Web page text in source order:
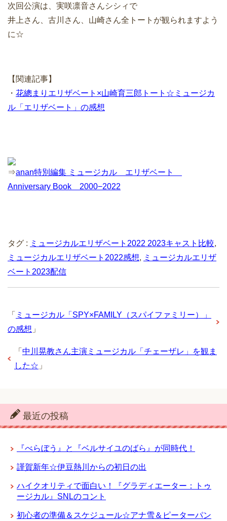
次回公演は、実咲凛音さんシシィで
井上さん、古川さん、山崎さん全トートが観られますよう
に☆
【関連記事】
・ 花總まりエリザベート×山崎育三郎トート☆ミュージカ
ル「エリザベート」の感想
⇒anan特別編集 ミュージカル エリザベート
Anniversary Book 2000−2022
タグ : ミュージカルエリザベート2022 2023キャスト比較,
ミュージカルエリザベート2022感想, ミュージカルエリザ
ベート2023配信
「 ミュージカル「SPY×FAMILY（スパイファミリー）」
の感想 」
「 中川晃教さん主演ミュージカル「チェーザレ」を観ま
した☆ 」
最近の投稿
『べらぼう』と『ベルサイユのばら』が同時代！
謹賀新年☆伊豆熱川からの初日の出
ハイクオリティで面白い！『グラディエーター：トゥ
ージカル』SNLのコント
初心者の準備＆スケジュール☆アナ雪＆ピーターパン